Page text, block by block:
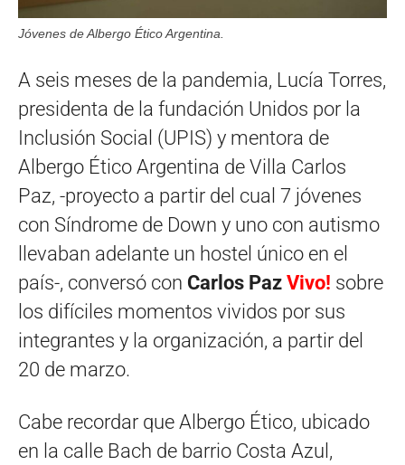
Jóvenes de Albergo Ético Argentina.
A seis meses de la pandemia, Lucía Torres,
presidenta de la fundación Unidos por la
Inclusión Social (UPIS) y mentora de
Albergo Ético Argentina de Villa Carlos
Paz, -proyecto a partir del cual 7 jóvenes
con Síndrome de Down y uno con autismo
llevaban adelante un hostel único en el
país-, conversó con Carlos Paz Vivo! sobre
los difíciles momentos vividos por sus
integrantes y la organización, a partir del
20 de marzo.
Cabe recordar que Albergo Ético, ubicado
en la calle Bach de barrio Costa Azul,